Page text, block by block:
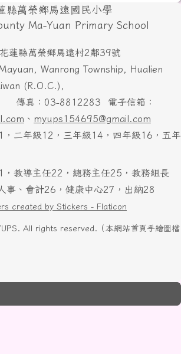
縣萬榮鄉馬遠國民小學
Ma-Yuan Primary School
蓮縣萬榮鄉馬遠村2鄰39號
Wanrong Township, Hualien
(R.O.C.),
傳真：03-8812283 電子信箱：
、 myups154695@gmail.com
，二年級12，三年級14，四年級16，五年
，教導主任22，總務主任25，教務組長
事、會計26，健康中心27，出納28
created by Stickers - Flaticon
All rights reserved.（本網站首頁手繪圖檔